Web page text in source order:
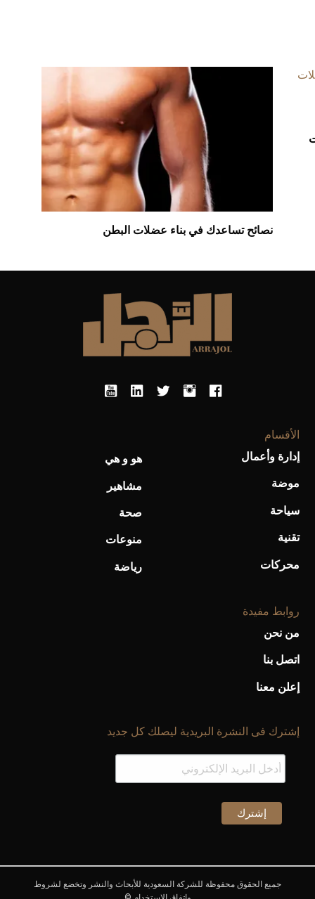
نصائح تساعدك في بناء عضلات البطن
الأقسام
إدارة وأعمال
موضة
سياحة
تقنية
محركات
هو و هي
مشاهير
صحة
منوعات
رياضة
روابط مفيدة
من نحن
اتصل بنا
إعلن معنا
إشترك فى النشرة البريدية ليصلك كل جديد
جميع الحقوق محفوظة للشركة السعودية للأبحاث والنشر وتخضع لشروط